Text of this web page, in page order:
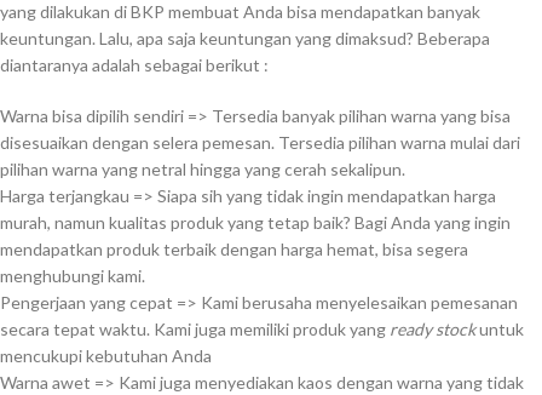
yang dilakukan di BKP membuat Anda bisa mendapatkan banyak
keuntungan. Lalu, apa saja keuntungan yang dimaksud? Beberapa
diantaranya adalah sebagai berikut :
Warna bisa dipilih sendiri => Tersedia banyak pilihan warna yang bisa
disesuaikan dengan selera pemesan. Tersedia pilihan warna mulai dari
pilihan warna yang netral hingga yang cerah sekalipun.
Harga terjangkau => Siapa sih yang tidak ingin mendapatkan harga
murah, namun kualitas produk yang tetap baik? Bagi Anda yang ingin
mendapatkan produk terbaik dengan harga hemat, bisa segera
menghubungi kami.
Pengerjaan yang cepat => Kami berusaha menyelesaikan pemesanan
secara tepat waktu. Kami juga memiliki produk yang ready stockuntuk
mencukupi kebutuhan Anda
Warna awet => Kami juga menyediakan kaos dengan warna yang tidak